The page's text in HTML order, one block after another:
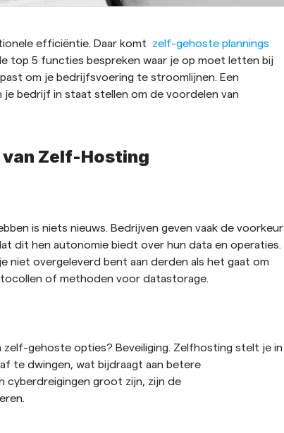
efficiëntie. Daar komt
zelf-gehoste plannings
top 5 functies bespreken waar je op moet letten bij
om je bedrijfsvoering te stroomlijnen. Een
je bedrijf in staat stellen om de voordelen van
Zelf-Hosting
is niets nieuws. Bedrijven geven vaak de voorkeur
dit hen autonomie biedt over hun data en operaties.
niet overgeleverd bent aan derden als het gaat om
of methoden voor datastorage.
zelf-gehoste opties? Beveiliging. Zelfhosting stelt je in
te dwingen, wat bijdraagt aan betere
cyberdreigingen groot zijn, zijn de